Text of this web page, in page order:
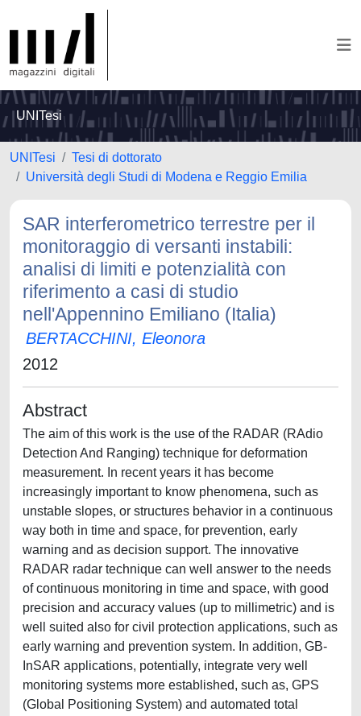
UNITesi
UNITesi
Tesi di dottorato
Università degli Studi di Modena e Reggio Emilia
SAR interferometrico terrestre per il
monitoraggio di versanti instabili:
analisi di limiti e potenzialità con
riferimento a casi di studio
nell'Appennino Emiliano (Italia)
BERTACCHINI, Eleonora
2012
Abstract
The aim of this work is the use of the RADAR (RAdio
Detection And Ranging) technique for deformation
measurement. In recent years it has become
increasingly important to know phenomena, such as
unstable slopes, or structures behavior in a continuous
way both in time and space, for prevention, early
warning and as decision support. The innovative
RADAR radar technique can well answer to the needs
of continuous monitoring in time and space, with good
precision and accuracy values (up to millimetric) and is
well suited also for civil protection applications, such as
early warning and prevention system. In addition, GB-
InSAR applications, potentially, integrate very well
monitoring systems more established, such as, GPS
(Global Positioning System) and automated total